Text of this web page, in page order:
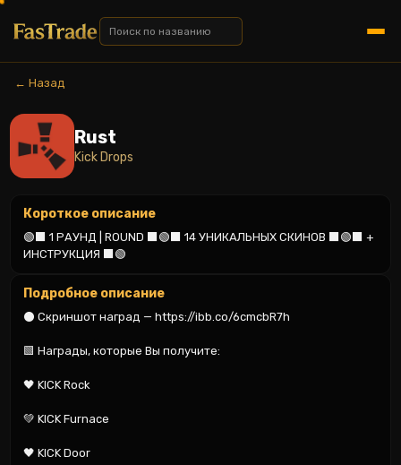
← Назад
Rust
Kick Drops
Короткое описание
🟢⬛️️ 1 РАУНД | ROUND ⬛️️🟢⬛️️ 14 УНИКАЛЬНЫХ СКИНОВ ⬛️️🟢⬛️️ +
ИНСТРУКЦИЯ ⬛️️🟢
Подробное описание
⚫️ Скриншот наград — https://ibb.co/6cmcbR7h
🟩 Награды, которые Вы получите:
🖤 KICK Rock
💚 KICK Furnace
🖤 KICK Door